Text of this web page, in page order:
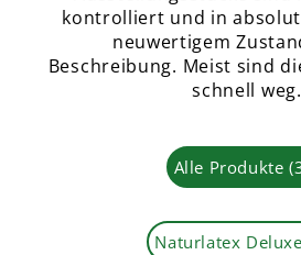
kontrolliert und in
neuwertigem
Beschreibung. Meist sind
schnell weg.
Alle Produkte
Naturlatex